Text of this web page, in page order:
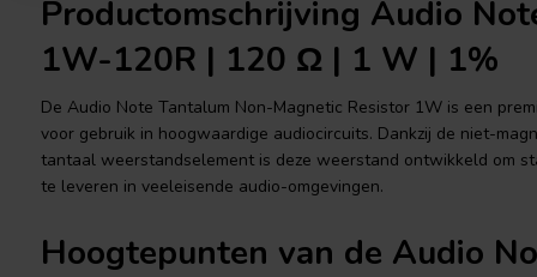
Productomschrijving Audio
1W-120R | 120 Ω | 1 W | 1%
De Audio Note Tantalum Non-Magnetic Resistor 1W is een
voor gebruik in hoogwaardige audiocircuits. Dankzij de niet-
tantaal weerstandselement is deze weerstand ontwikkeld om
te leveren in veeleisende audio-omgevingen.
Hoogtepunten van de Audio